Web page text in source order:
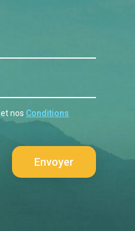
et nos Conditions